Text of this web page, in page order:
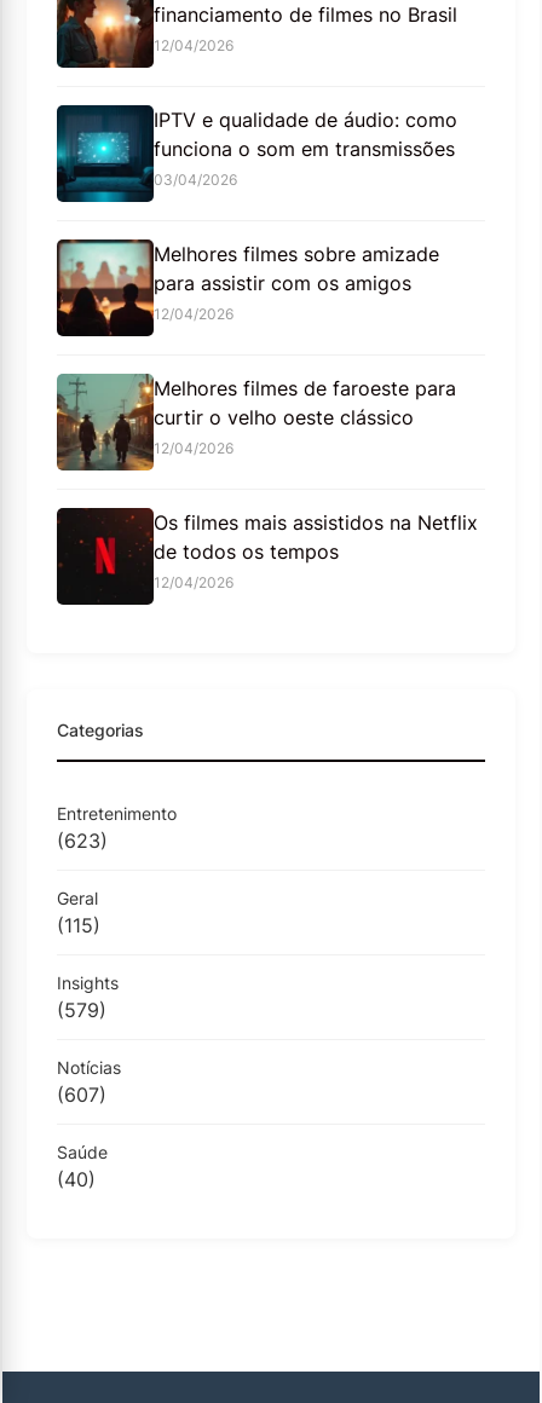
financiamento de filmes no Brasil
12/04/2026
IPTV e qualidade de áudio: como
funciona o som em transmissões
03/04/2026
Melhores filmes sobre amizade
para assistir com os amigos
12/04/2026
Melhores filmes de faroeste para
curtir o velho oeste clássico
12/04/2026
Os filmes mais assistidos na Netflix
de todos os tempos
12/04/2026
Categorias
Entretenimento
(623)
Geral
(115)
Insights
(579)
Notícias
(607)
Saúde
(40)